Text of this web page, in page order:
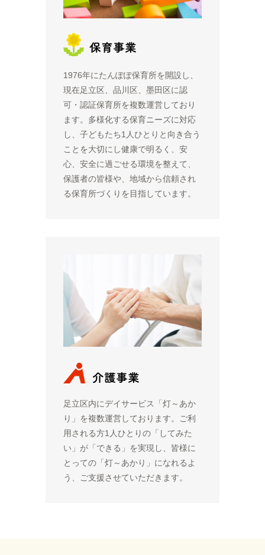
1976年にたんぽぽ保育所を開設し、
現在足立区、品川区、墨田区に認
可・認証保育所を複数運営しており
ます。多様化する保育ニーズに対応
し、子どもたち1人ひとりと向き合う
ことを大切にし健康で明るく、安
心、安全に過ごせる環境を整えて、
保護者の皆様や、地域から信頼され
る保育所づくりを目指しています。
足立区内にデイサービス「灯～あか
り」を複数運営しております。ご利
用される方1人ひとりの「してみた
い」が「できる」を実現し、皆様に
とっての「灯～あかり」になれるよ
う、ご支援させていただきます。